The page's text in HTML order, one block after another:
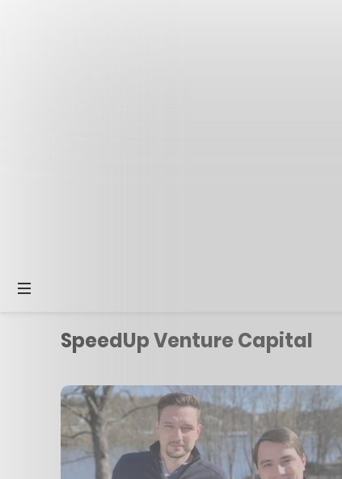
SpeedUp Venture Capital